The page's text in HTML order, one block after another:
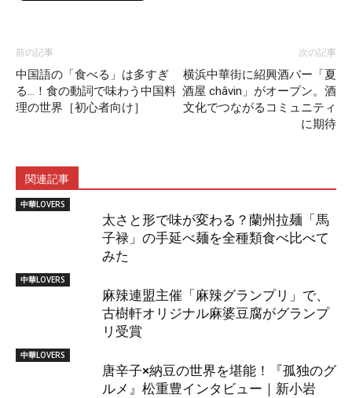
前の記事
中国語の「食べる」は多すぎ
る…！食の動詞で味わう中国料
理の世界［初心者向け］
次の記事
横浜中華街に紹興酒バー「夏
酒屋 châvin」がオープン。酒
文化でつながるコミュニティ
に期待
関連記事
中華LOVERS
太さと形で味が変わる？蘭州拉麺「馬
子禄」の手延べ麺を全種類食べ比べて
みた
中華LOVERS
麻辣連盟主催「麻辣グランプリ」で、
古樹軒オリジナル麻婆豆腐がグランプ
リ受賞
中華LOVERS
唐辛子×納豆の世界を堪能！『孤独のグ
ルメ』松重豊インタビュー｜新小岩